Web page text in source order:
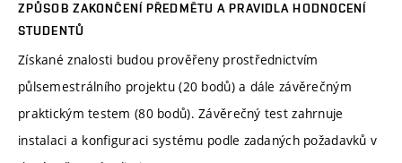
ZPŮSOB ZAKONČENÍ PŘEDMĚTU A PRAVIDLA HODNOCENÍ
STUDENTŮ
Získané znalosti budou prověřeny prostřednictvím
půlsemestrálního projektu (20 bodů) a dále závěrečným
praktickým testem (80 bodů). Závěrečný test zahrnuje
instalaci a konfiguraci systému podle zadaných požadavků v